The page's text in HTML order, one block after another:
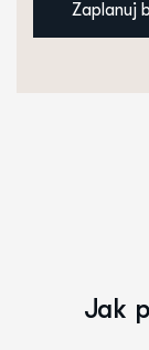
Zaplanuj
Jak p